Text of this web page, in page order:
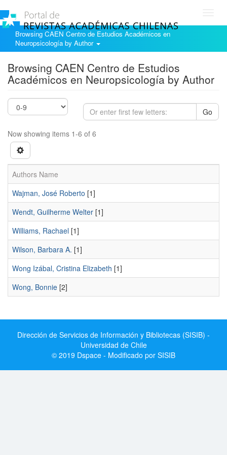
Browsing CAEN Centro de Estudios Académicos en
Neuropsicología by Author
Browsing CAEN Centro de Estudios
Académicos en Neuropsicología by Author
Go
Now showing items 1-6 of 6
Authors Name
Wajman, José Roberto [1]
Wendt, Guilherme Welter [1]
Williams, Rachael [1]
Wilson, Barbara A. [1]
Wong Izábal, Cristina Elizabeth [1]
Wong, Bonnie [2]
Dirección de Servicios de Información y Bibliotecas (SISIB) -
Universidad de Chile
© 2019 Dspace - Modificado por SISIB